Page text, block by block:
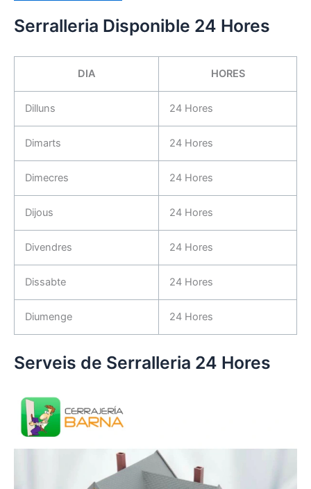
Serralleria Disponible 24 Hores
DIA HORES
Dilluns 24 Hores
Dimarts 24 Hores
Dimecres 24 Hores
Dijous 24 Hores
Divendres 24 Hores
Dissabte 24 Hores
Diumenge 24 Hores
Serveis de Serralleria 24 Hores